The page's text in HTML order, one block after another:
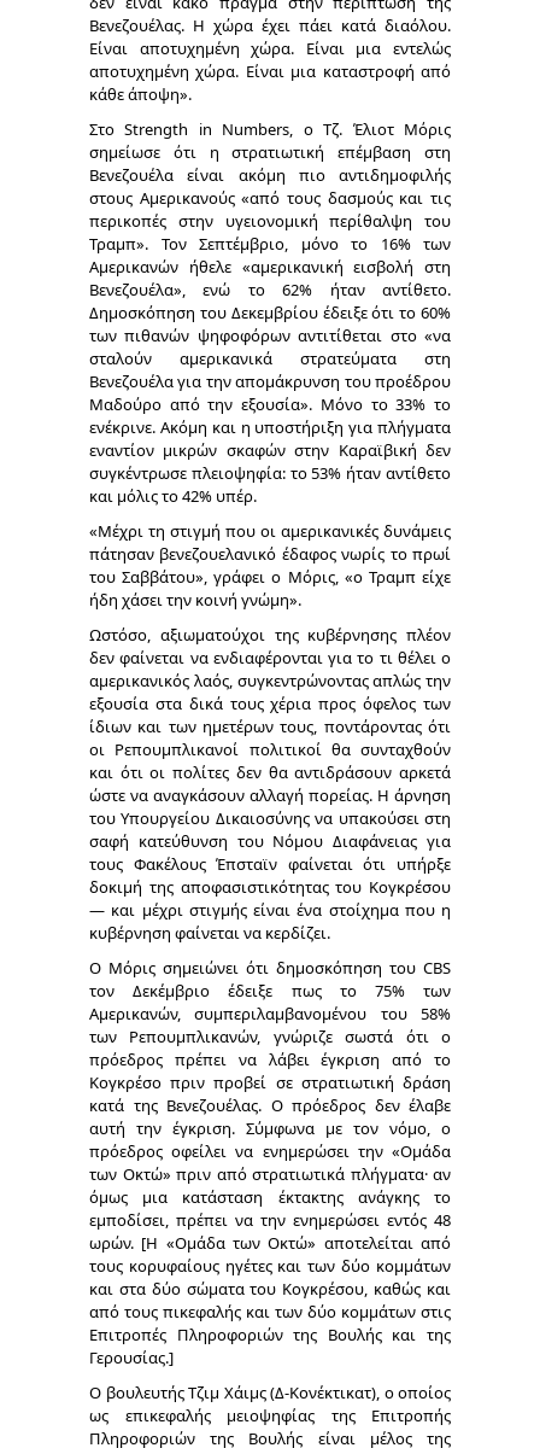
Βενεζουέλας. Η χώρα έχει πάει κατά διαόλου.
Είναι αποτυχημένη χώρα. Είναι μια εντελώς
αποτυχημένη χώρα. Είναι μια καταστροφή από
κάθε άποψη».
Στο Strength in Numbers, ο Τζ. Έλιοτ Μόρις
σημείωσε ότι η στρατιωτική επέμβαση στη
Βενεζουέλα είναι ακόμη πιο αντιδημοφιλής
στους Αμερικανούς «από τους δασμούς και τις
περικοπές στην υγειονομική περίθαλψη του
Τραμπ». Τον Σεπτέμβριο, μόνο το 16% των
Αμερικανών ήθελε «αμερικανική εισβολή στη
Βενεζουέλα», ενώ το 62% ήταν αντίθετο.
Δημοσκόπηση του Δεκεμβρίου έδειξε ότι το 60%
των πιθανών ψηφοφόρων αντιτίθεται στο «να
σταλούν αμερικανικά στρατεύματα στη
Βενεζουέλα για την απομάκρυνση του προέδρου
Μαδούρο από την εξουσία». Μόνο το 33% το
ενέκρινε. Ακόμη και η υποστήριξη για πλήγματα
εναντίον μικρών σκαφών στην Καραϊβική δεν
συγκέντρωσε πλειοψηφία: το 53% ήταν αντίθετο
και μόλις το 42% υπέρ.
«Μέχρι τη στιγμή που οι αμερικανικές δυνάμεις
πάτησαν βενεζουελανικό έδαφος νωρίς το πρωί
του Σαββάτου», γράφει ο Μόρις, «ο Τραμπ είχε
ήδη χάσει την κοινή γνώμη».
Ωστόσο, αξιωματούχοι της κυβέρνησης πλέον
δεν φαίνεται να ενδιαφέρονται για το τι θέλει ο
αμερικανικός λαός, συγκεντρώνοντας απλώς την
εξουσία στα δικά τους χέρια προς όφελος των
ίδιων και των ημετέρων τους, ποντάροντας ότι
οι Ρεπουμπλικανοί πολιτικοί θα συνταχθούν
και ότι οι πολίτες δεν θα αντιδράσουν αρκετά
ώστε να αναγκάσουν αλλαγή πορείας. Η άρνηση
του Υπουργείου Δικαιοσύνης να υπακούσει στη
σαφή κατεύθυνση του Νόμου Διαφάνειας για
τους Φακέλους Έπσταϊν φαίνεται ότι υπήρξε
δοκιμή της αποφασιστικότητας του Κογκρέσου
— και μέχρι στιγμής είναι ένα στοίχημα που η
κυβέρνηση φαίνεται να κερδίζει.
Ο Μόρις σημειώνει ότι δημοσκόπηση του CBS
τον Δεκέμβριο έδειξε πως το 75% των
Αμερικανών, συμπεριλαμβανομένου του 58%
των Ρεπουμπλικανών, γνώριζε σωστά ότι ο
πρόεδρος πρέπει να λάβει έγκριση από το
Κογκρέσο πριν προβεί σε στρατιωτική δράση
κατά της Βενεζουέλας. Ο πρόεδρος δεν έλαβε
αυτή την έγκριση. Σύμφωνα με τον νόμο, ο
πρόεδρος οφείλει να ενημερώσει την «Ομάδα
των Οκτώ» πριν από στρατιωτικά πλήγματα· αν
όμως μια κατάσταση έκτακτης ανάγκης το
εμποδίσει, πρέπει να την ενημερώσει εντός 48
ωρών. [Η «Ομάδα των Οκτώ» αποτελείται από
τους κορυφαίους ηγέτες και των δύο κομμάτων
και στα δύο σώματα του Κογκρέσου, καθώς και
από τους πικεφαλής και των δύο κομμάτων στις
Επιτροπές Πληροφοριών της Βουλής και της
Γερουσίας.]
Ο βουλευτής Τζιμ Χάιμς (Δ-Κονέκτικατ), ο οποίος
ως επικεφαλής μειοψηφίας της Επιτροπής
Πληροφοριών της Βουλής είναι μέλος της